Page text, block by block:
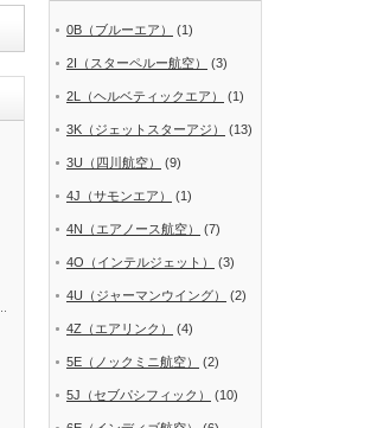
0B（ブルーエア） (1)
2I（スターペルー航空） (3)
2L（ヘルベティックエア） (1)
3K（ジェットスターアジ） (13)
3U（四川航空） (9)
4J（サモンエア） (1)
4N（エアノース航空） (7)
4O（インテルジェット） (3)
4U（ジャーマンウイング） (2)
4Z（エアリンク） (4)
5E（ノックミニ航空） (2)
5J（セブパシフィック） (10)